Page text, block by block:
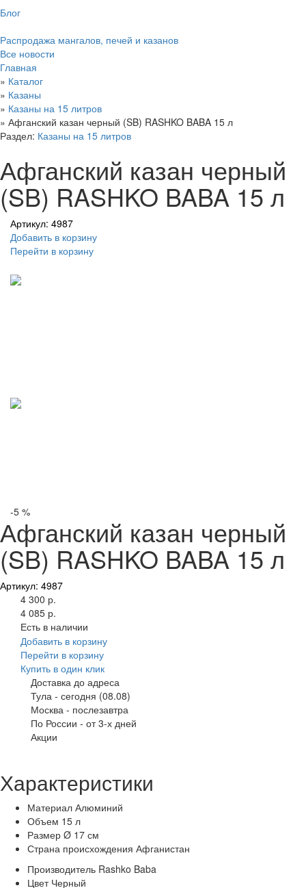
Блог
Распродажа мангалов, печей и казанов
Все новости
Главная
» Каталог
» Казаны
» Казаны на 15 литров
» Афганский казан черный (SB) RASHKO BABA 15 л
Раздел: Казаны на 15 литров
Афганский казан черный
(SB) RASHKO BABA 15 л
Артикул: 4987
Добавить в корзину
Перейти в корзину
-5 %
Афганский казан черный
(SB) RASHKO BABA 15 л
Артикул: 4987
4 300 р.
4 085 р.
Есть в наличии
Добавить в корзину
Перейти в корзину
Купить в один клик
Доставка до адреса
Тула - сегодня (08.08)
Москва - послезавтра
По России - от 3-х дней
Акции
Характеристики
Материал Алюминий
Объем 15 л
Размер Ø 17 см
Страна происхождения Афганистан
Производитель Rashko Baba
Цвет Черный